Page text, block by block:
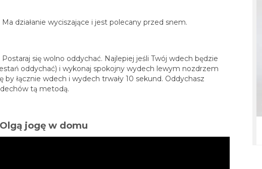
działanie wyciszające i jest polecany przed snem.
się wolno oddychać. Najlepiej jeśli Twój wdech będzie
oddychać) i wykonaj spokojny wydech lewym nozdrzem
łącznie wdech i wydech trwały 10 sekund. Oddychasz
tą metodą.
jogę w domu